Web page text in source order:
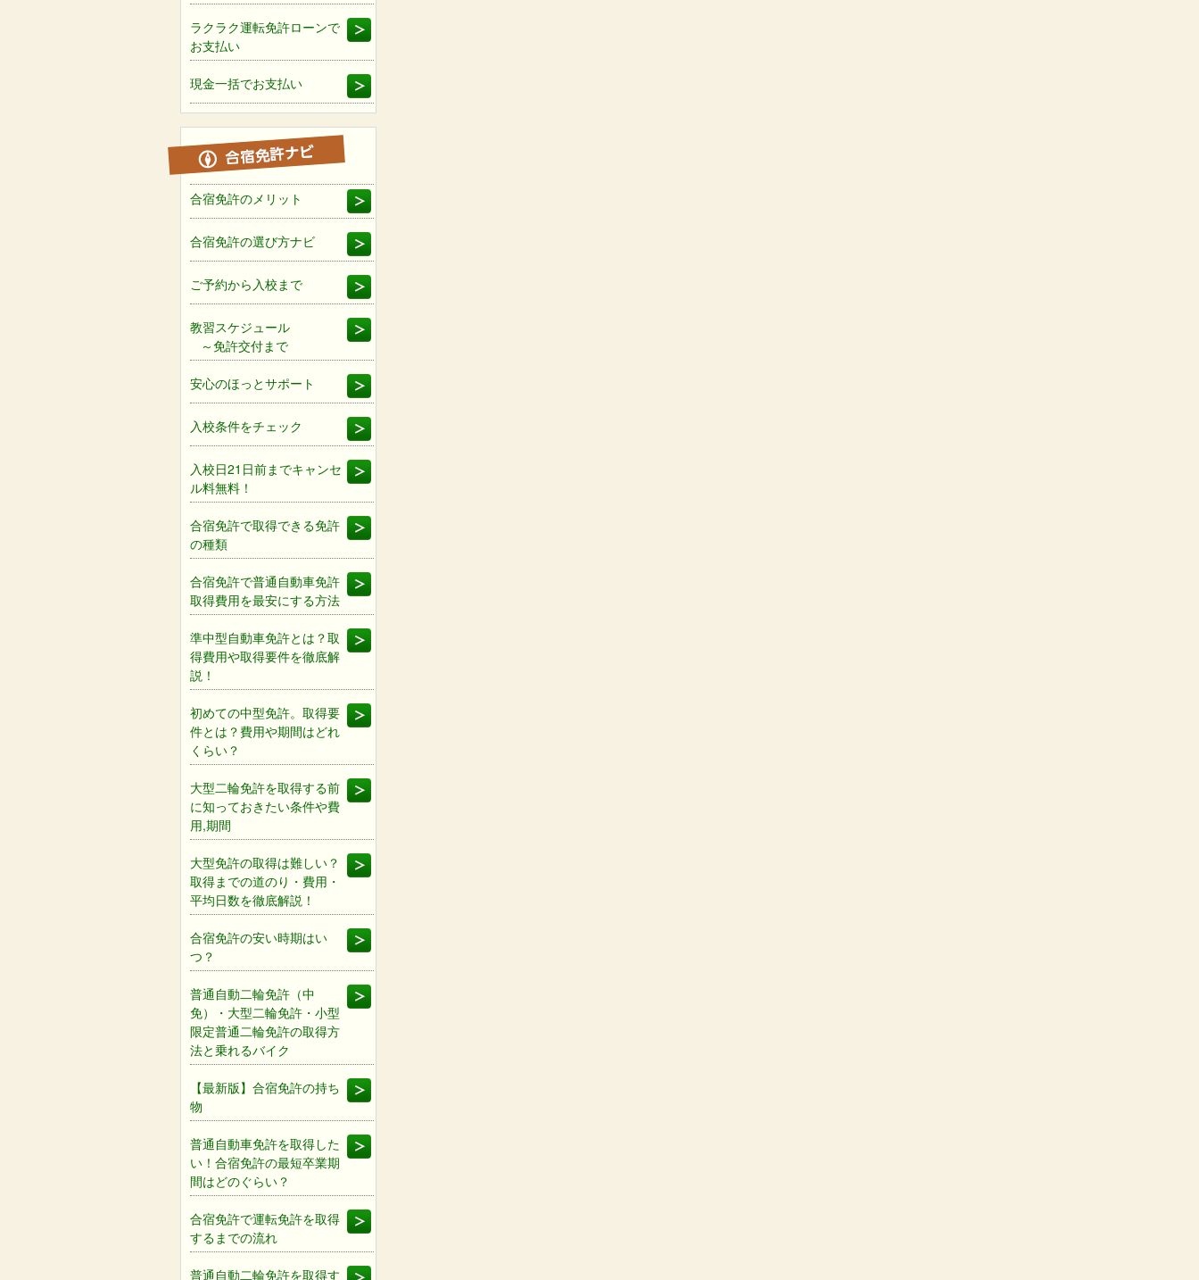
ラクラク運転免許ローンで
お支払い
現金一括でお支払い
合宿免許のメリット
合宿免許の選び方ナビ
ご予約から入校まで
教習スケジュール
～免許交付まで
安心のほっとサポート
入校条件をチェック
入校日21日前までキャンセ
ル料無料！
合宿免許で取得できる免許
の種類
合宿免許で普通自動車免許
取得費用を最安にする方法
準中型自動車免許とは？取
得費用や取得要件を徹底解
説！
初めての中型免許。取得要
件とは？費用や期間はどれ
くらい？
大型二輪免許を取得する前
に知っておきたい条件や費
用,期間
大型免許の取得は難しい？
取得までの道のり・費用・
平均日数を徹底解説！
合宿免許の安い時期はい
つ？
普通自動二輪免許（中
免）・大型二輪免許・小型
限定普通二輪免許の取得方
法と乗れるバイク
【最新版】合宿免許の持ち
物
普通自動車免許を取得した
い！合宿免許の最短卒業期
間はどのぐらい？
合宿免許で運転免許を取得
するまでの流れ
普通自動二輪免許を取得す